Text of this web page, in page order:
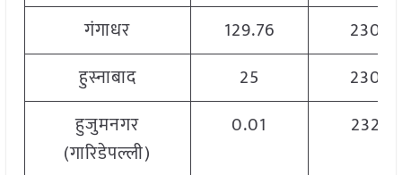
गंगाधर
129.76
2300
हुस्नाबाद
25
2300
हुजुमनगर
(गारिडेपल्ली)
0.01 2320